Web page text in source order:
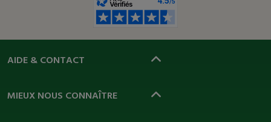
AIDE & CONTACT
MIEUX NOUS CONNAÎTRE